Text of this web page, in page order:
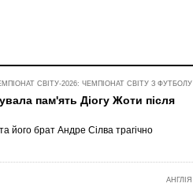
СВІТУ-2026: ЧЕМПІОНАТ СВІТУ З ФУТБОЛУ
пам'ять Діогу Жоти після
його брат Андре Сілва трагічно
АНГЛІЯ